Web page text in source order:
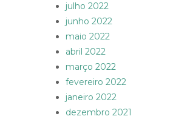
julho 2022
junho 2022
maio 2022
abril 2022
março 2022
fevereiro 2022
janeiro 2022
dezembro 2021